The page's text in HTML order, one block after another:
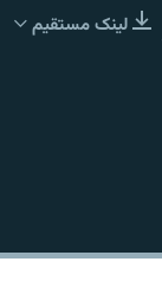
لینک مستقیم